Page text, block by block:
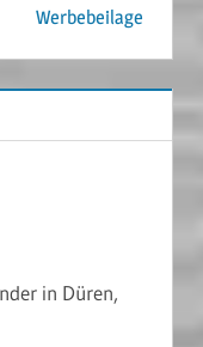
Werbebeilage
in Düren,